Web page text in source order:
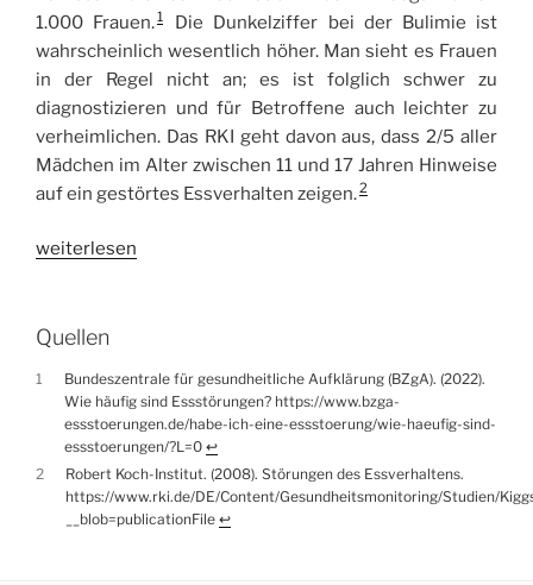
1.000 Frauen.1
Die Dunkelziffer bei der Bulimie ist
wahrscheinlich wesentlich höher. Man sieht es Frauen
in der Regel nicht an; es ist folglich schwer zu
diagnostizieren und für Betroffene auch leichter zu
verheimlichen. Das RKI geht davon aus, dass 2/5 aller
Mädchen im Alter zwischen 11 und 17 Jahren Hinweise
auf ein gestörtes Essverhalten zeigen.2
„Die
–
Fluch
guten
Tat“
weiterlesen
Quellen
1
Bundeszentrale für gesundheitliche Aufklärung (BZgA). (2022).
Wie häufig sind Essstörungen? https://www.bzga-
essstoerungen.de/habe-ich-eine-essstoerung/wie-haeufig-sind-
essstoerungen/?L=0 ↩︎
2
Robert Koch-Institut. (2008). Störungen des Essverhaltens.
https://www.rki.de/DE/Content/Gesundheitsmonitoring/Studien/
__blob=publicationFile ↩︎